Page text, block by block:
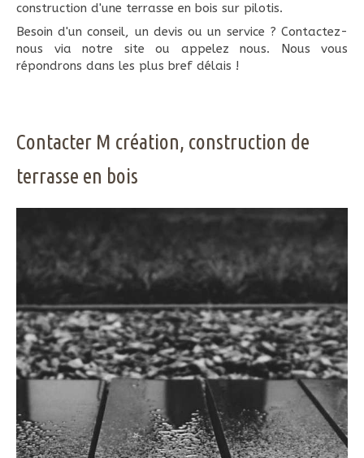
construction d'une terrasse en bois sur pilotis.
Besoin d'un conseil, un devis ou un service ? Contactez-
nous via notre site ou appelez nous. Nous vous
répondrons dans les plus bref délais !
Contacter M création, construction de
terrasse en bois